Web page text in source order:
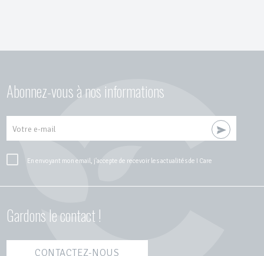
Abonnez-vous à nos informations
Votre e-mail
En envoyant mon email, j'accepte de recevoir les actualités de I Care
Gardons le contact !
CONTACTEZ-NOUS